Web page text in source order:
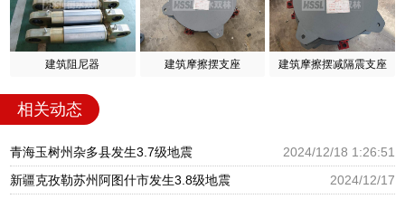
建筑阻尼器 建筑摩擦摆支座 建筑摩擦摆减隔震支座
相关动态
青海玉树州杂多县发生3.7级地震
2024/12/18 1:26:51
新疆克孜勒苏州阿图什市发生3.8级地震
2024/12/17